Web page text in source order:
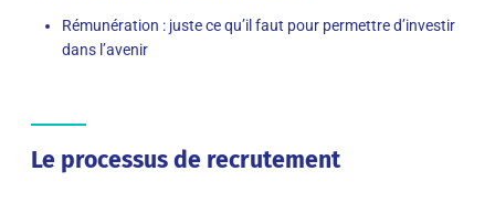
Rémunération : juste ce qu’il faut pour permettre d’investir
dans l’avenir
Le processus de recrutement